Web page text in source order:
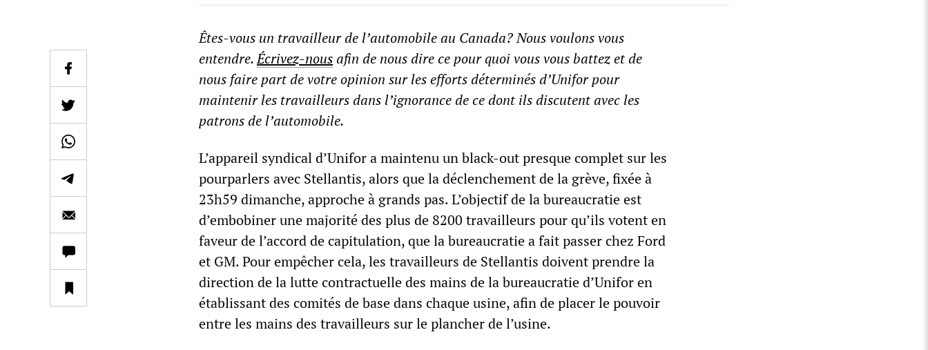
Êtes-vous un travailleur de l’automobile au Canada? Nous voulons vous
entendre.Écrivez-nousafin de nous dire ce pour quoi vous vous battez et de
nous faire part de votre opinion sur les efforts déterminés d’Unifor pour
maintenir les travailleurs dans l’ignorance de ce dont ils discutent avec les
patrons de l’automobile.
L’appareil syndical d’Unifor a maintenu un black-out presque complet sur les
pourparlers avec Stellantis, alors que la déclenchement de la grève, fixée à
23h59 dimanche, approche à grands pas. L’objectif de la bureaucratie est
d’embobiner une majorité des plus de 8200 travailleurs pour qu’ils votent en
faveur de l’accord de capitulation, que la bureaucratie a fait passer chez Ford
et GM. Pour empêcher cela, les travailleurs de Stellantis doivent prendre la
direction de la lutte contractuelle des mains de la bureaucratie d’Unifor en
établissant des comités de base dans chaque usine, afin de placer le pouvoir
entre les mains des travailleurs sur le plancher de l’usine.